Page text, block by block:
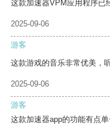
这款加速器VPM应用程序已
2025-09-06
游客
这款游戏的音乐非常优美，
2025-09-06
游客
这款加速器app的功能有点